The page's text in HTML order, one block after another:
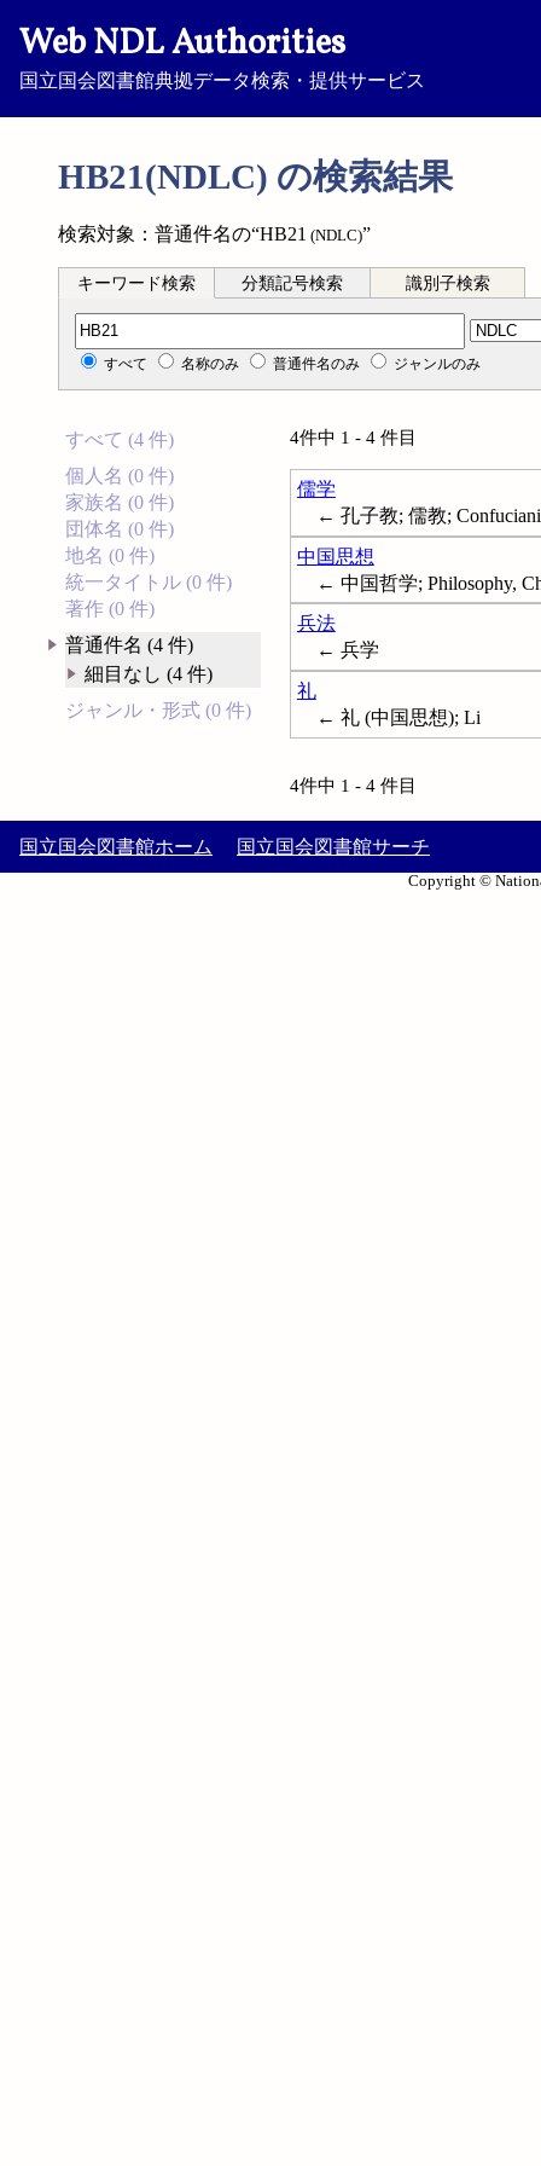
Web NDL Authorities
国立国会図書館典拠データ検索・提供サービス
HB21(NDLC) の検索結果
検索対象：普通件名の“HB21 (NDLC)”
キーワード検索 分類記号検索 識別子検索
分類記号検索
すべて 名称のみ 普通件名のみ ジャンルのみ
すべて (4 件)
個人名 (0 件)
家族名 (0 件)
団体名 (0 件)
地名 (0 件)
統一タイトル (0 件)
著作 (0 件)
普通件名 (4 件)
細目なし (4 件)
ジャンル・形式 (0 件)
4件中 1 - 4 件目
儒学
← 孔子教; 儒教;
中国思想
← 中国哲学; Philosophy,
兵法
← 兵学
礼
← 礼 (中国思想); Li
4件中 1 - 4 件目
国立国会図書館ホーム 国立国会図書館サーチ
Copyright ©